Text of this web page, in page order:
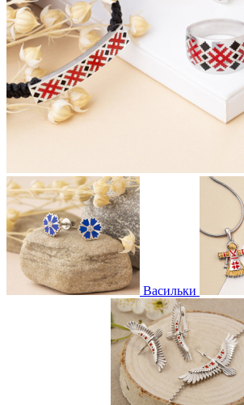
Васильки